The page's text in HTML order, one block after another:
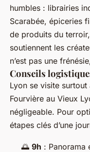
humbles : librairies
Scarabée, épiceries
de produits du
soutiennent les
n’est pas une
Conseils
Lyon se visite
Fourvière au Vieux
négligeable. Pour
étapes clés d’une
🌅 9h : Panorama